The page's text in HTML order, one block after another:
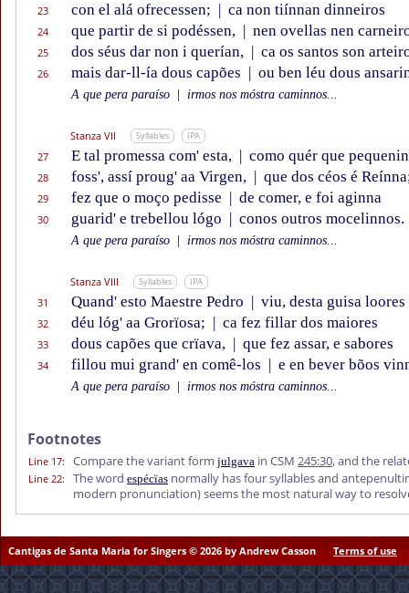
23 con el alá ofrecessen; | ca non tiínnan dinneiros
24 que partir de si podéssen, | nen ovellas nen
25 dos séus dar non i querían, | ca os santos son
26 mais dar-ll-ía dous capões | ou ben léu dous
A que pera paraíso irmos nos móstra caminnos...
Stanza VII Syllables IPA
27 E tal promessa com' esta, | como quér que
28 foss', assí proug' aa Virgen, | que dos céos é
29 fez que o moço pedisse | de comer, e foi aginna
30 guarid' e trebellou lógo | conos outros mocelinnos.
A que pera paraíso irmos nos móstra caminnos...
Stanza VIII Syllables IPA
31 Quand' esto Maestre Pedro | viu, desta guisa loores
32 déu lóg' aa Grorïosa; | ca fez fillar dos maiores
33 dous capões que crïava, | que fez assar, e sabores
34 fillou mui grand' en comê-los | e en bever bõos
A que pera paraíso irmos nos móstra caminnos...
Footnotes
Line 17: Compare the variant form julgava in CSM 245:30, and the
Line 22: The word espécïas normally has four syllables and
modern pronunciation) seems the most natural way to
Cantigas de Santa Maria for Singers © 2026 by Andrew Casson Terms of use